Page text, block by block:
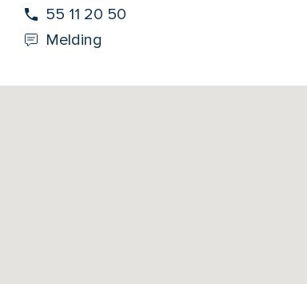
55 11 20 50
Melding